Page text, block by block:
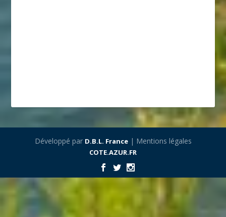
Développé par D.B.L. France| Mentions légales
COTE.AZUR.FR